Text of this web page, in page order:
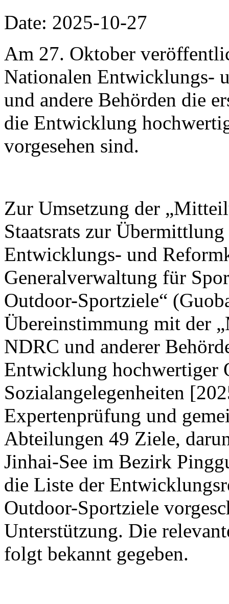
Date: 2025-10-27
Am 27. Oktober
Nationalen Entwicklungs-
und andere Behörden die
die Entwicklung
vorgesehen sind.
Zur Umsetzung der
Staatsrats zur
Entwicklungs- und
Generalverwaltung für
Outdoor-Sportziele“
Übereinstimmung mit der
NDRC und anderer
Entwicklung hochwertiger
Sozialangelegenheiten
Expertenprüfung und
Abteilungen 49 Ziele,
Jinhai-See im Bezirk
die Liste der
Outdoor-Sportziele
Unterstützung. Die
folgt bekannt gegeben.